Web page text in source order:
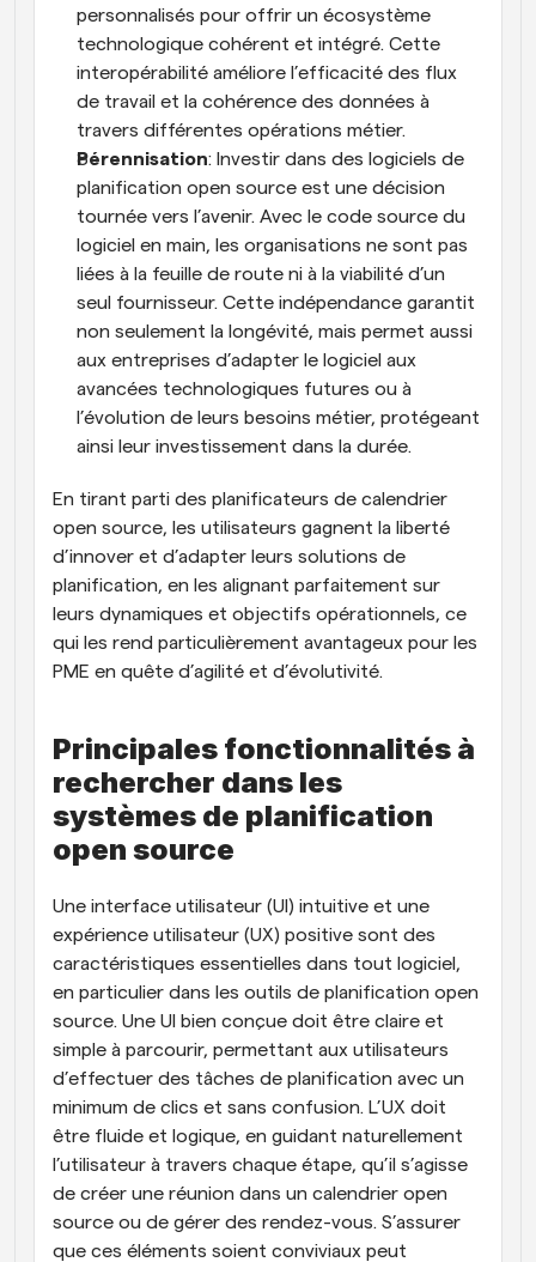
personnalisés pour offrir un écosystème
technologique cohérent et intégré. Cette
interopérabilité améliore l’efficacité des flux
de travail et la cohérence des données à
travers différentes opérations métier.
Pérennisation: Investir dans des logiciels de
planification open source est une décision
tournée vers l’avenir. Avec le code source du
logiciel en main, les organisations ne sont pas
liées à la feuille de route ni à la viabilité d’un
seul fournisseur. Cette indépendance garantit
non seulement la longévité, mais permet aussi
aux entreprises d’adapter le logiciel aux
avancées technologiques futures ou à
l’évolution de leurs besoins métier, protégeant
ainsi leur investissement dans la durée.
En tirant parti des planificateurs de calendrier
open source, les utilisateurs gagnent la liberté
d’innover et d’adapter leurs solutions de
planification, en les alignant parfaitement sur
leurs dynamiques et objectifs opérationnels, ce
qui les rend particulièrement avantageux pour les
PME en quête d’agilité et d’évolutivité.
Principales fonctionnalités à
rechercher dans les
systèmes de planification
open source
Une interface utilisateur (UI) intuitive et une
expérience utilisateur (UX) positive sont des
caractéristiques essentielles dans tout logiciel,
en particulier dans les outils de planification open
source. Une UI bien conçue doit être claire et
simple à parcourir, permettant aux utilisateurs
d’effectuer des tâches de planification avec un
minimum de clics et sans confusion. L’UX doit
être fluide et logique, en guidant naturellement
l’utilisateur à travers chaque étape, qu’il s’agisse
de créer une réunion dans un calendrier open
source ou de gérer des rendez-vous. S’assurer
que ces éléments soient conviviaux peut